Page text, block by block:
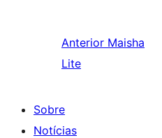
Anterior Maisha
Lite
Sobre
Notícias